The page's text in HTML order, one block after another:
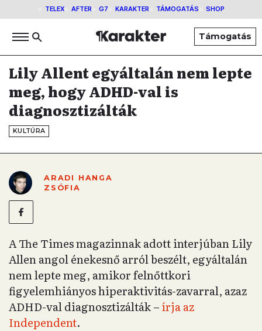
TELEX AFTER G7 KARAKTER TÁMOGATÁS SHOP
Támogatás
Lily Allent egyáltalán nem lepte
meg, hogy ADHD-val is
diagnosztizálták
KULTÚRA
ARADI HANGA
ZSÓFIA
A The Times magazinnak adott interjúban Lily
Allen angol énekesnő arról beszélt, egyáltalán
nem lepte meg, amikor felnőttkori
figyelemhiányos hiperaktivitás-zavarral, azaz
ADHD-val diagnosztizálták –írja az
Independent.